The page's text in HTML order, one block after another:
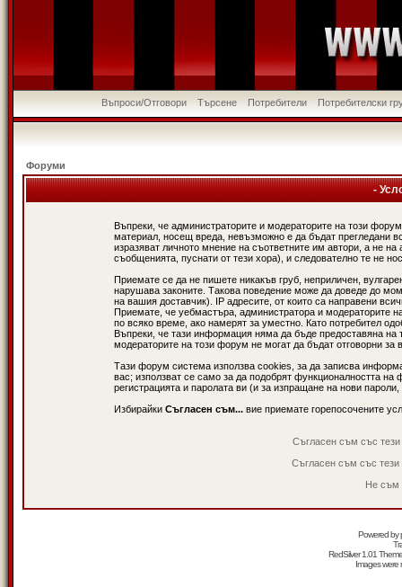
Въпроси/Отговори Търсене Потребители Потребителски
Форуми
-
Въпреки, че администраторите и модераторите на този
материал, носещ вреда, невъзможно е да бъдат прегледани
изразяват личното мнение на съответните им автори, а не
съобщенията, пуснати от тези хора), и следователно те не
Приемате се да не пишете никакъв груб, неприличен,
нарушава законите. Такова поведение може да доведе до
на вашия доставчик). IP адресите, от които са направени
Приемате, че уебмастъра, администратора и модераторите
по всяко време, ако намерят за уместно. Като потребител
Въпреки, че тази информация няма да бъде предоставяна
модераторите на този форум не могат да бъдат отговорни за
Тази форум система използва cookies, за да записва
вас; използват се само за да подобрят функционалността
регистрацията и паролата ви (и за изпращане на нови
Избирайки Съгласен съм... вие приемате горепосочените
Съгласен съм със
Съгласен съм със
Не съм
Powered by
RedSilver 1.01
Images were